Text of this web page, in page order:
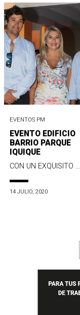
EVENTOS PM
EVENTO EDIFICIO
BARRIO PARQUE
IQUIQUE
CON UN EXQUISITO ...
14 JULIO, 2020